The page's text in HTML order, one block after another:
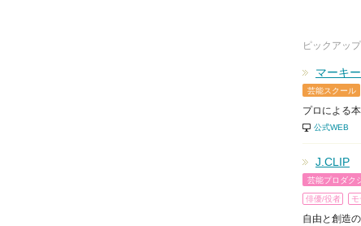
ピックアップ
マーキ
芸能スクール
プロによる
公式WEB
J.CLIP
芸能プロダク
俳優/役者
自由と創造